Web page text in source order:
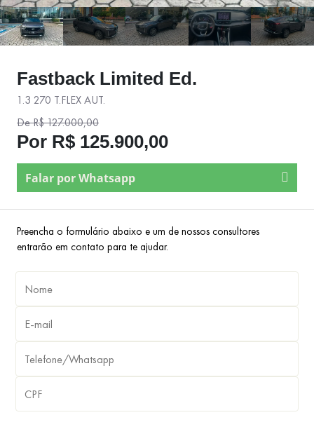
Fastback Limited Ed.
1.3 270 T.FLEX AUT.
De R$ 127.000,00
Por R$ 125.900,00
Falar por Whatsapp
Preencha o formulário abaixo e um de nossos consultores
entrarão em contato para te ajudar.